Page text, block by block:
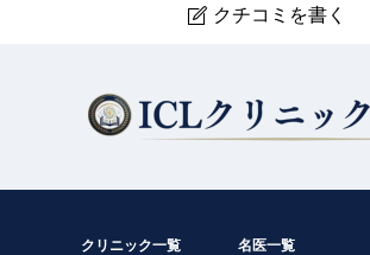
 クチコミを書く
現在クチコミは投稿できませ
クリニック一覧 名医一覧